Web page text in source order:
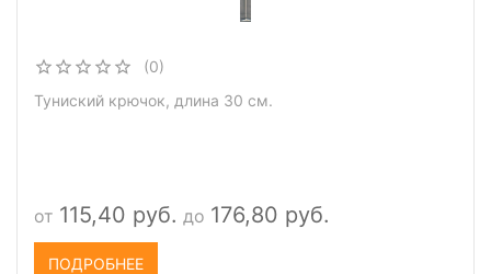
(0)
Туниский крючок, длина 30 см.
от 115,40 руб. до 176,80 руб.
ПОДРОБНЕЕ